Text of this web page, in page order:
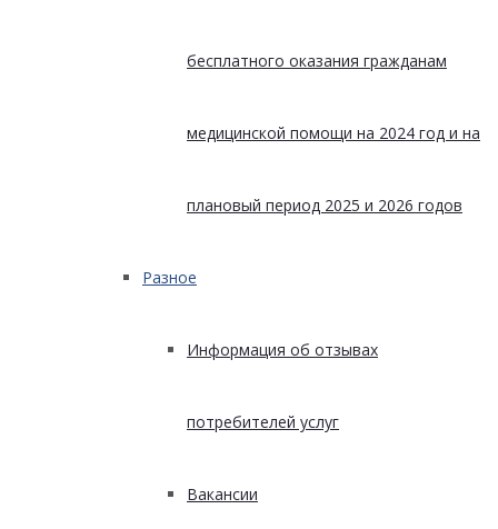
бесплатного оказания гражданам
медицинской помощи на 2024 год и на
плановый период 2025 и 2026 годов
Разное
Информация об отзывах
потребителей услуг
Вакансии